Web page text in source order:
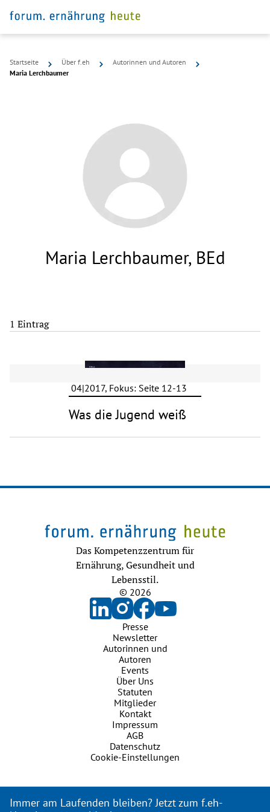
Startseite Über f.eh
Autorinnen und Autoren
Maria Lerchbaumer
Maria Lerchbaumer, BEd
1 Eintrag
04|2017, Fokus: Seite 12-13
Was die Jugend weiß
Das Kompetenzzentrum für
Ernährung, Gesundheit und
Lebensstil.
© 2026
Presse
Newsletter
Autorinnen und
Autoren
Events
Über Uns
Statuten
Mitglieder
Kontakt
Impressum
AGB
Datenschutz
Cookie-Einstellungen
Immer am Laufenden bleiben? Jetzt zum f.eh-